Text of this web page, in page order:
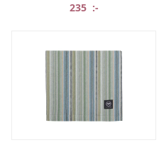
235 :-